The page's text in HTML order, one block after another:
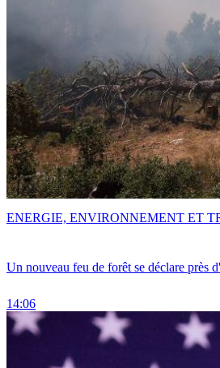
Un nouveau feu de forêt se déclare près
14:06
ENERGIE, ENVIRONNEMENT ET